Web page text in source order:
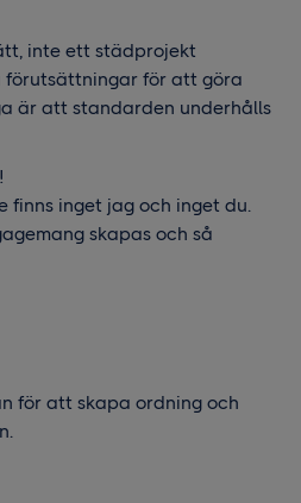
inte ett städprojekt
förutsättningar för att göra
är att standarden underhålls
finns inget jag och inget du.
skapas och så
för att skapa ordning och